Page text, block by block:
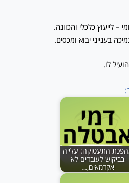
לייעוץ כלכלי והכוונה.
בענייני יבוא ומכסים.
לו.
התעסוקה: עלייה
בביקוש לעובדים לא
אקדמאים,…